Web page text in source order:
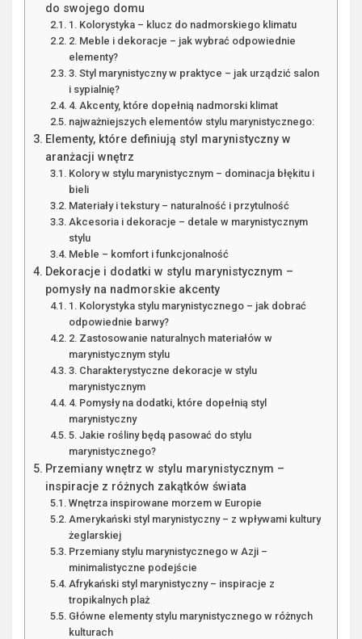
do swojego domu
1. Kolorystyka – klucz do nadmorskiego klimatu
2. Meble i dekoracje – jak wybrać odpowiednie
elementy?
3. Styl marynistyczny w praktyce – jak urządzić salon
i sypialnię?
4. Akcenty, które dopełnią nadmorski klimat
najważniejszych elementów stylu marynistycznego:
Elementy, które definiują styl marynistyczny w
aranżacji wnętrz
Kolory w stylu marynistycznym – dominacja błękitu i
bieli
Materiały i tekstury – naturalność i przytulność
Akcesoria i dekoracje – detale w marynistycznym
stylu
Meble – komfort i funkcjonalność
Dekoracje i dodatki w stylu marynistycznym –
pomysły na nadmorskie akcenty
1. Kolorystyka stylu marynistycznego – jak dobrać
odpowiednie barwy?
2. Zastosowanie naturalnych materiałów w
marynistycznym stylu
3. Charakterystyczne dekoracje w stylu
marynistycznym
4. Pomysły na dodatki, które dopełnią styl
marynistyczny
5. Jakie rośliny będą pasować do stylu
marynistycznego?
Przemiany wnętrz w stylu marynistycznym –
inspiracje z różnych zakątków świata
Wnętrza inspirowane morzem w Europie
Amerykański styl marynistyczny – z wpływami kultury
żeglarskiej
Przemiany stylu marynistycznego w Azji –
minimalistyczne podejście
Afrykański styl marynistyczny – inspiracje z
tropikalnych plaż
Główne elementy stylu marynistycznego w różnych
kulturach